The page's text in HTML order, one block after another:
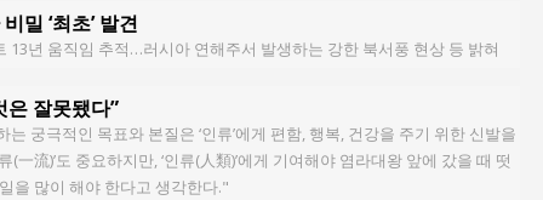
밀 ‘최초’ 발견
13년 움직임 추적…러시아 연해주서 발생하는 강한 북서풍 현상 등 밝혀
은 잘못됐다”
는 궁극적인 목표와 본질은 ‘인류’에게 편함, 행복, 건강을 주기 위한 신발을
(一流)’도 중요하지만, ‘인류(人類)’에게 기여해야 염라대왕 앞에 갔을 때 떳
을 많이 해야 한다고 생각한다."